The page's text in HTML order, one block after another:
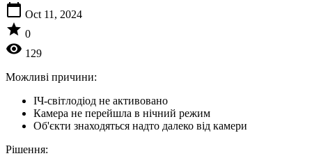
calendar_today Oct 11, 2024
star 0
visibility 129
Можливі причини:
ІЧ-світлодіод не активовано
Камера не перейшла в нічний режим
Об'єкти знаходяться надто далеко від камери
Рішення: